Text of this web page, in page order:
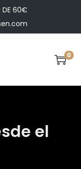
DE 60€
0
el